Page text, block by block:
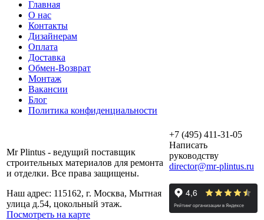
Главная
О нас
Контакты
Дизайнерам
Оплата
Доставка
Обмен-Возврат
Монтаж
Вакансии
Блог
Политика конфиденциальности
Mr Plintus - ведущий поставщик
строительных материалов для ремонта
и отделки. Все права защищены.
Наш адрес: 115162, г. Москва, Мытная
улица д.54, цокольный этаж.
Посмотреть на карте
+7 (495) 411-31-05
Написать
руководству
director@mr-plintus.ru